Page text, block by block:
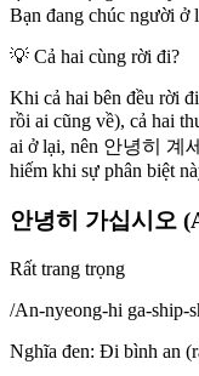
Bạn đang chúc người ở
💡 Cả hai cùng rời đi?
Khi cả hai bên đều rời
rồi ai cũng về), cả hai
ai ở lại, nên 안녕히 계
hiếm khi sự phân biệt
안녕히 가십시오
Rất trang trọng
/An-nyeong-hi ga-ship-
Nghĩa đen: Đi bình an